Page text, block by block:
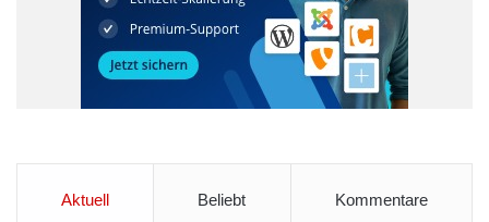
Stephan Däschler Verena Fehling
Aktuell Beliebt Kommentare